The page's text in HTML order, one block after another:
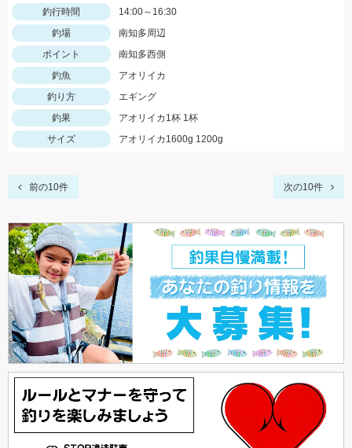
釣行時間
14:00～16:30
釣場
南知多周辺
ポイント
南知多西側
釣魚
アオリイカ
釣り方
エギング
釣果
アオリイカ1杯 1杯
サイズ
アオリイカ1600g 1200g
前の10件 次の10件